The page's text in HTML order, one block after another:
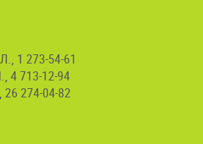
1 273-54-61
4 713-12-94
274-04-82